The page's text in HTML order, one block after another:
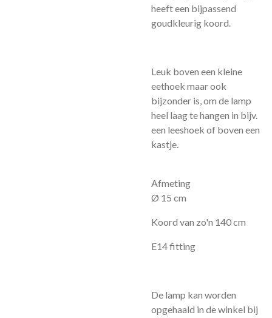
heeft een bijpassend
goudkleurig koord.
Leuk boven een kleine
eethoek maar ook
bijzonder is, om de lamp
heel laag te hangen in bijv.
een leeshoek of boven een
kastje.
Afmeting
Ø 15 cm
Koord van zo'n 140 cm
E14 fitting
De lamp kan worden
opgehaald in de winkel bij